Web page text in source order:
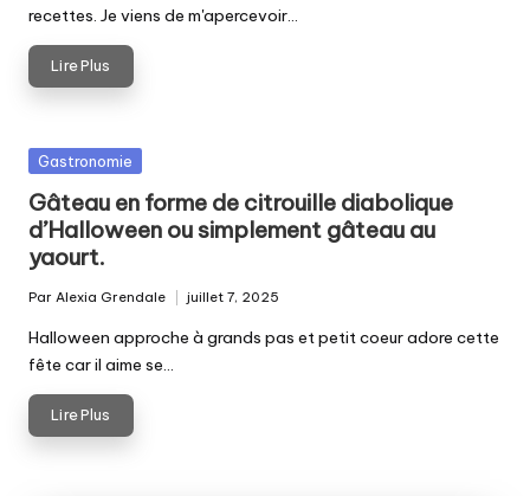
recettes. Je viens de m'apercevoir…
Lire Plus
Posted
Gastronomie
Gâteau en forme de citrouille diabolique
d’Halloween ou simplement gâteau au
yaourt.
by
Par Alexia Grendale juillet 7, 2025
Halloween approche à grands pas et petit coeur adore cette
fête car il aime se…
Lire Plus